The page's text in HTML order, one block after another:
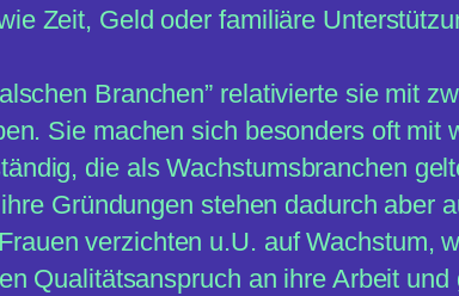
Zeit, Geld oder familiäre
Branchen” relativierte sie mit
Sie machen sich besonders oft mit
die als Wachstumsbranchen
Gründungen stehen dadurch aber
verzichten u.U. auf Wachstum,
Qualitätsanspruch an ihre Arbeit